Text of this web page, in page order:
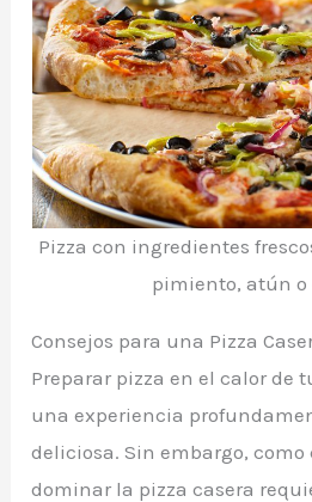
Pizza con ingredientes
pimiento, atún o
Consejos para una Pizza
Preparar pizza en el calor de
una experiencia
deliciosa. Sin embargo,
dominar la pizza casera